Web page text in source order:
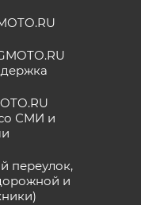
СМИ и
переулок,
и